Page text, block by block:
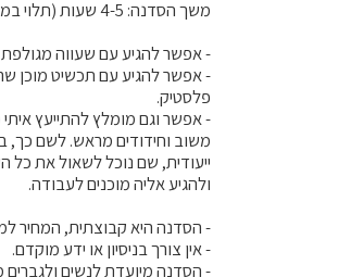
- אפשר להגיע עם תכשיט מוכן
- אפשר וגם מומלץ להתייעץ
משוב וחידודים מראש. לשם
ייעודית, שם נוכל לשאול את כל